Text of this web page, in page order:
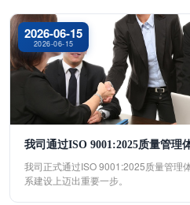
2026-06-15
2026-06-15
我司通过ISO 9001:2025质量管理
我司正式通过ISO 9001:2025质量管理
系建设上迈出重要一步。